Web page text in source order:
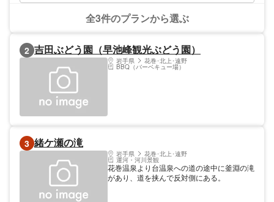
全3件のプランから選ぶ
2 吉田ぶどう園（早池峰観光ぶどう園）
岩手県 花巻･北上･遠野
BBQ（バーベキュー場）
3 緒ケ瀬の滝
岩手県 花巻･北上･遠野
運河・河川景観
花巻温泉より台温泉への道の途中に釜淵の滝
があり、道を挟んで反対側にある。